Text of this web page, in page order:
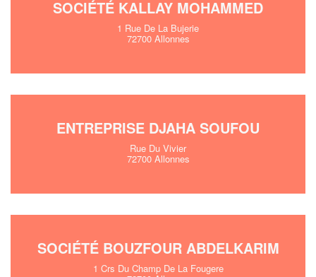
SOCIÉTÉ KALLAY MOHAMMED
1 Rue De La Bujerie
72700 Allonnes
ENTREPRISE DJAHA SOUFOU
Rue Du Vivier
72700 Allonnes
SOCIÉTÉ BOUZFOUR ABDELKARIM
1 Crs Du Champ De La Fougere